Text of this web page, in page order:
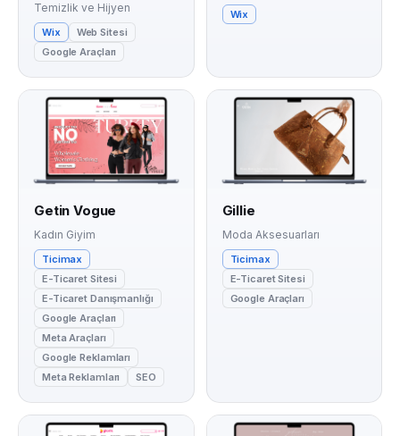
Temizlik ve Hijyen
Wix
Web Sitesi
Google Araçları
Wix
Getin Vogue
Kadın Giyim
Ticimax
E-Ticaret Sitesi
E-Ticaret Danışmanlığı
Google Araçları
Meta Araçları
Google Reklamları
Meta Reklamları
SEO
Gillie
Moda Aksesuarları
Ticimax
E-Ticaret Sitesi
Google Araçları